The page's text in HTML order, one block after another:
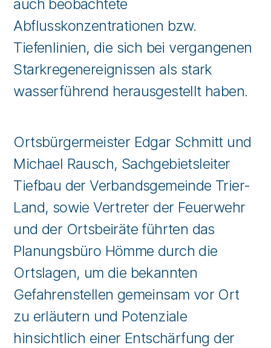
auch beobachtete
Abflusskonzentrationen bzw.
Tiefenlinien, die sich bei vergangenen
Starkregenereignissen als stark
wasserführend herausgestellt haben.
Ortsbürgermeister Edgar Schmitt und
Michael Rausch, Sachgebietsleiter
Tiefbau der Verbandsgemeinde Trier-
Land, sowie Vertreter der Feuerwehr
und der Ortsbeiräte führten das
Planungsbüro Hömme durch die
Ortslagen, um die bekannten
Gefahrenstellen gemeinsam vor Ort
zu erläutern und Potenziale
hinsichtlich einer Entschärfung der